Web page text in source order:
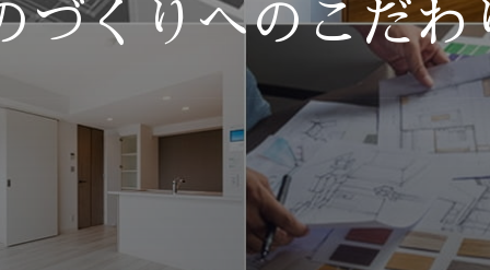
づくりへのこだわ